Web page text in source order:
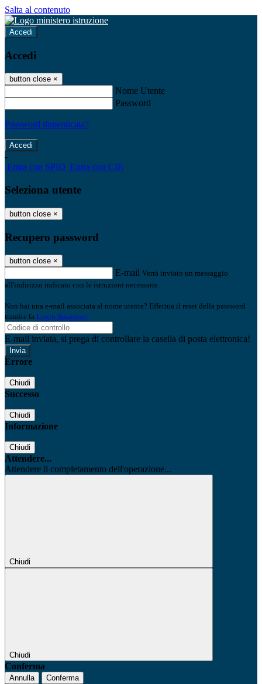
Salta al contenuto
Accedi
Accedi
button close ×
Nome Utente
Password
Password dimenticata?
-
Entra con SPID Entra con CIE
Seleziona utente
button close ×
Recupero password
button close ×
E-mail Verrà inviato un messaggio
all'indirizzo indicato con le istruzioni necessarie.
Non hai una e-mail associata al nome utente? Effettua il reset della password
tramite la Login Spaggiari
E-mail inviata, si prega di controllare la casella di posta elettronica!
Errore
Chiudi
Successo
Chiudi
Informazione
Chiudi
Attendere...
Attendere il completamento dell'operazione...
Chiudi
Chiudi
Conferma
Annulla Conferma